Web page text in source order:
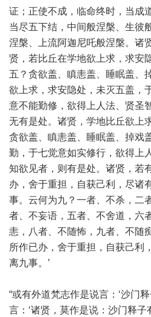
证；正使不成，临命终时，当成
当尽五下结，中间般涅槃、生彼
涅槃、上流阿迦尼吒般涅槃。诸
贤，若比丘在学地欲上求，求安
五？贪欲盖、瞋恚盖、睡眠盖、
欲上求，求安隐处，未灭五盖，
意不能勤修，欲得上人法、贤圣
无有是处。诸贤，学地比丘欲上
贪欲盖、瞋恚盖、睡眠盖、掉戏
勤，于七觉意如实修行，欲得上
知欲见者，则有是处。诸贤，若
办，舍于重担，自获己利，尽诸
事。云何为九？一者、不杀，二
者、不妄语，五者、不舍道，六
恚，八者、不随怖，九者、不随
所作已办，舍于重担，自获己利
离九事。’
“或有外道梵志作是说言：‘沙门
言：‘诸贤，莫作是说：沙门释